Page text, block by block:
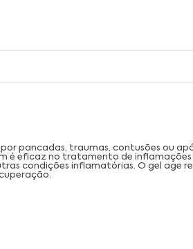
pancadas, traumas, contusões ou
é eficaz no tratamento de inflamações
condições inflamatórias. O gel age